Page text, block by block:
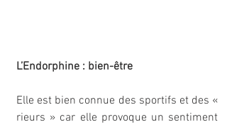
L’Endorphine : bien-être
Elle est bien connue des sportifs et des «
rieurs » car elle provoque un sentiment